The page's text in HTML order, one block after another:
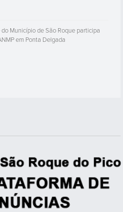
Município de São Roque participa
em Ponta Delgada